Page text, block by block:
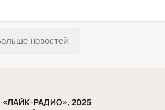
новостей
РАДИО», 2025